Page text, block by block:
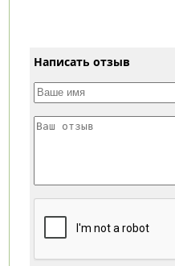
Написать отзыв